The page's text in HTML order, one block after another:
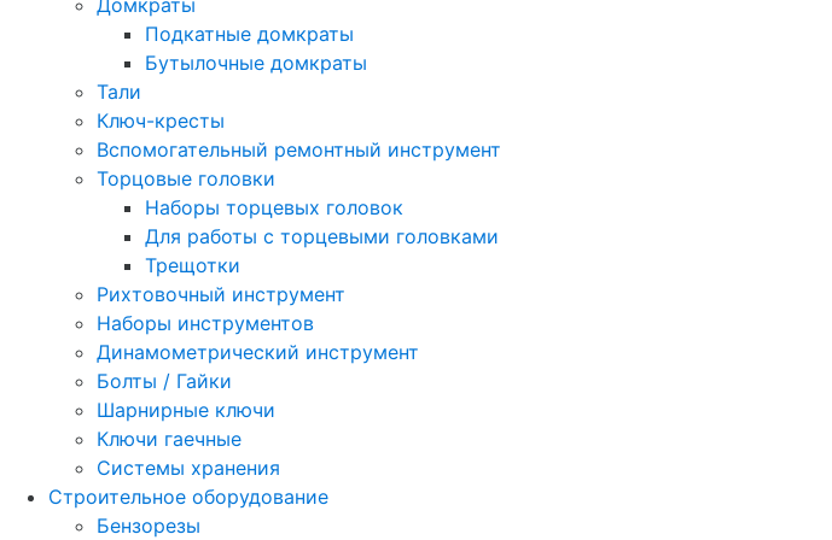
Домкраты
Подкатные домкраты
Бутылочные домкраты
Тали
Ключ-кресты
Вспомогательный ремонтный инструмент
Торцовые головки
Наборы торцевых головок
Для работы с торцевыми головками
Трещотки
Рихтовочный инструмент
Наборы инструментов
Динамометрический инструмент
Болты / Гайки
Шарнирные ключи
Ключи гаечные
Системы хранения
Строительное оборудование
Бензорезы